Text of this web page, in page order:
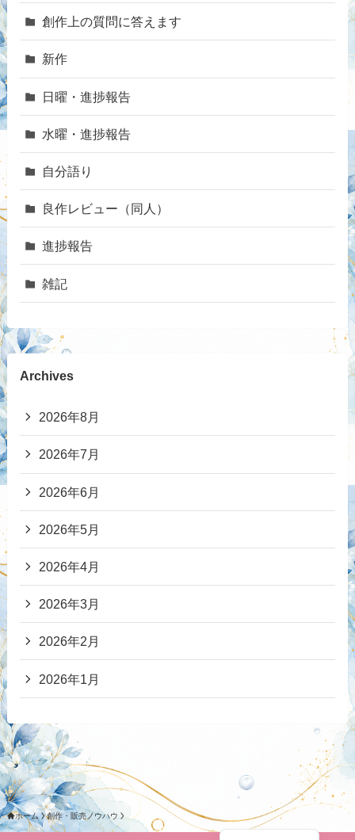
創作上の質問に答えます
新作
日曜・進捗報告
水曜・進捗報告
自分語り
良作レビュー（同人）
進捗報告
雑記
Archives
2026年8月
2026年7月
2026年6月
2026年5月
2026年4月
2026年3月
2026年2月
2026年1月
ホーム 創作・販売ノウハウ